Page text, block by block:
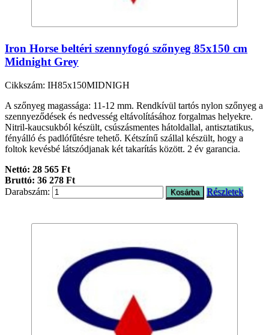
Iron Horse beltéri szennyfogó szőnyeg 85x150 cm
Midnight Grey
Cikkszám: IH85x150MIDNIGH
A szőnyeg magassága: 11-12 mm. Rendkívül tartós nylon szőnyeg a
szennyeződések és nedvesség eltávolításához forgalmas helyekre.
Nitril-kaucsukból készült, csúszásmentes hátoldallal, antisztatikus,
fényálló és padlófűtésre tehető. Kétszínű szállal készült, hogy a
foltok kevésbé látszódjanak két takarítás között. 2 év garancia.
Nettó: 28 565 Ft
Bruttó: 36 278 Ft
Darabszám:
Részletek